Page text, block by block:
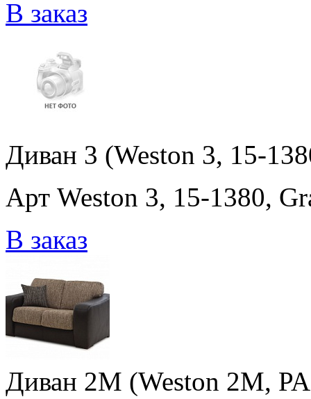
В заказ
Диван 3 (Weston 3, 15-
Арт Weston 3, 15-1380,
В заказ
Диван 2M (Weston 2M,